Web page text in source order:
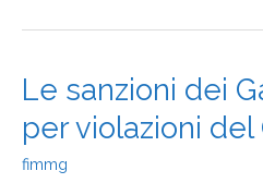
Le sanzioni dei
per violazioni del
fimmg
Le
sanzioni
dei
Garanti
europei